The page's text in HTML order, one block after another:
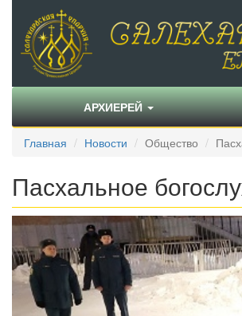
АРХИЕРЕЙ
Главная Новости Общество
Пасхальное